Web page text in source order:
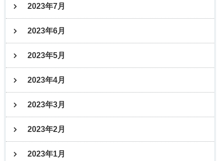
2023年7月
2023年6月
2023年5月
2023年4月
2023年3月
2023年2月
2023年1月